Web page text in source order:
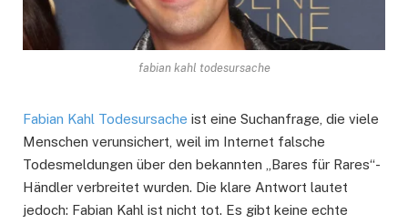
fabian kahl todesursache
Fabian Kahl Todesursache ist eine Suchanfrage, die viele
Menschen verunsichert, weil im Internet falsche
Todesmeldungen über den bekannten „Bares für Rares“-
Händler verbreitet wurden. Die klare Antwort lautet
jedoch: Fabian Kahl ist nicht tot. Es gibt keine echte